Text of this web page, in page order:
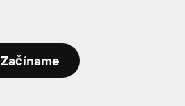
Začíname